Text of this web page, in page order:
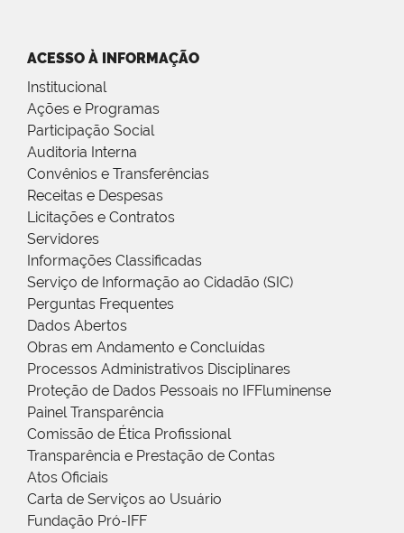
ACESSO À INFORMAÇÃO
Institucional
Ações e Programas
Participação Social
Auditoria Interna
Convênios e Transferências
Receitas e Despesas
Licitações e Contratos
Servidores
Informações Classificadas
Serviço de Informação ao Cidadão (SIC)
Perguntas Frequentes
Dados Abertos
Obras em Andamento e Concluídas
Processos Administrativos Disciplinares
Proteção de Dados Pessoais no IFFluminense
Painel Transparência
Comissão de Ética Profissional
Transparência e Prestação de Contas
Atos Oficiais
Carta de Serviços ao Usuário
Fundação Pró-IFF